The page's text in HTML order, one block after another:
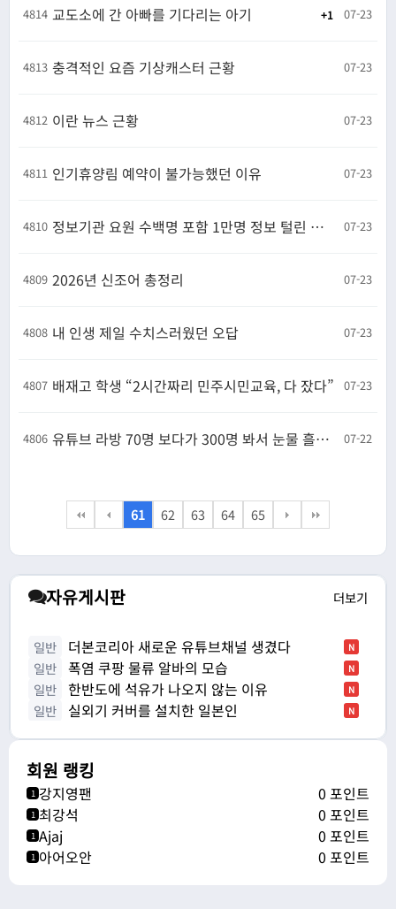
자유게시판 더보기
일반 더본코리아 새로운 유튜브채널 생겼다 N
일반 폭염 쿠팡 물류 알바의 모습 N
일반 한반도에 석유가 나오지 않는 이유 N
일반 실외기 커버를 설치한 일본인 N
회원 랭킹
1 강지영팬 0 포인트
1 최강석 0 포인트
1 Ajaj 0 포인트
1 아어오안 0 포인트
4814 교도소에 간 아빠를 기다리는 아기 1 07-23
4813 충격적인 요즘 기상캐스터 근황 07-23
4812 이란 뉴스 근황 07-23
4811 인기휴양림 예약이 불가능했던 이유 07-23
4810 정보기관 요원 수백명 포함 1만명 정보 털린 외교부, 알고도 5개월 숨겨 07-23
4809 2026년 신조어 총정리 07-23
4808 내 인생 제일 수치스러웠던 오답 07-23
4807 배재고 학생 “2시간짜리 민주시민교육, 다 잤다” 07-23
4806 유튜브 라방 70명 보다가 300명 봐서 눈물 흘린 걸그룹 멤버 07-22
61 62 63 64 65